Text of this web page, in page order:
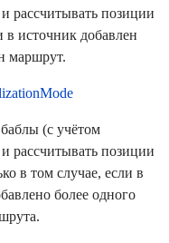
рассчитывать позиции
в источник добавлен
маршрут.
(с учётом
рассчитывать позиции
в том случае, если в
более одного